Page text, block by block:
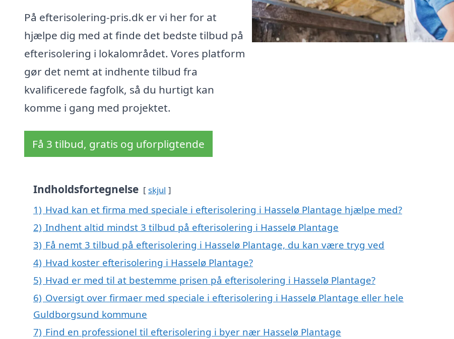
På efterisolering-pris.dk er vi her for at
hjælpe dig med at finde det bedste tilbud på
efterisolering i lokalområdet. Vores platform
gør det nemt at indhente tilbud fra
kvalificerede fagfolk, så du hurtigt kan
komme i gang med projektet.
Få 3 tilbud, gratis og uforpligtende
Indholdsfortegnelse skjul
1) Hvad kan et firma med speciale i efterisolering i Hasselø Plantage hjælpe med?
2) Indhent altid mindst 3 tilbud på efterisolering i Hasselø Plantage
3) Få nemt 3 tilbud på efterisolering i Hasselø Plantage, du kan være tryg ved
4) Hvad koster efterisolering i Hasselø Plantage?
5) Hvad er med til at bestemme prisen på efterisolering i Hasselø Plantage?
6) Oversigt over firmaer med speciale i efterisolering i Hasselø Plantage eller hele
Guldborgsund kommune
7) Find en professionel til efterisolering i byer nær Hasselø Plantage